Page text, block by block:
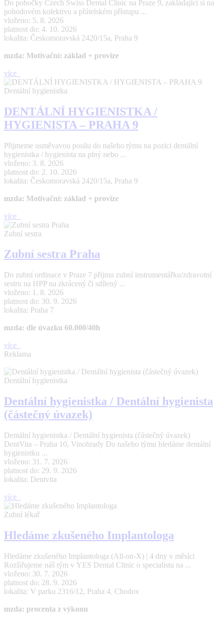
Do pobočky Czech Swiss Dental Clinic na Praze 9, zakládající si na
pohodovém kolektivu a přátelském přístupu ...
vloženo: 5. 8. 2026
platnost do: 4. 10. 2026
lokalita: Českomoravská 2420/15a, Praha 9
mzda: Motivační: základ + provize
více
Dentální hygienistka
DENTÁLNÍ HYGIENISTKA /
HYGIENISTA – PRAHA 9
Přijmeme usměvavou posilu do našeho týmu na pozici dentální
hygienistka / hygienista na plný nebo ...
vloženo: 3. 8. 2026
platnost do: 2. 10. 2026
lokalita: Českomoravská 2420/15a, Praha 9
mzda: Motivační: základ + provize
více
Zubní sestra
Zubní sestra Praha
Do zubní ordinace v Praze 7 přijmu zubní instrumentářku/zdravotní
sestru na HPP na zkrácený či sdílený ...
vloženo: 1. 8. 2026
platnost do: 30. 9. 2026
lokalita: Praha 7
mzda: dle úvazku 60.000/40h
více
Reklama
Dentální hygienistka
Dentální hygienistka / Dentální hygienista
(částečný úvazek)
Dentální hygienistka / Dentální hygienista (částečný úvazek)
DentVita – Praha 10, Vinohrady Do našeho týmu hledáme dentální
hygienistku ...
vloženo: 31. 7. 2026
platnost do: 29. 9. 2026
lokalita: Dentvita
více
Zubní lékař
Hledáme zkušeného Implantologa
Hledáme zkušeného Implantologa (All-on-X) | 4 dny v měsíci
Rozšiřujeme náš tým v YES Dental Clinic o specialistu na ...
vloženo: 30. 7. 2026
platnost do: 28. 9. 2026
lokalita: V parku 2316/12, Praha 4. Chodov
mzda: procenta z výkonu